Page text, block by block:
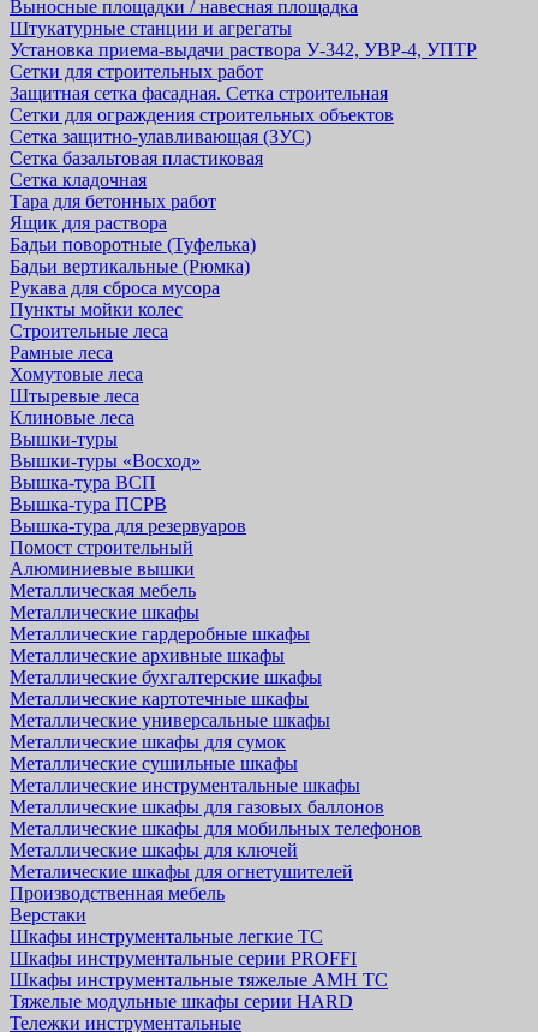
Выносные площадки / навесная площадка
Штукатурные станции и агрегаты
Установка приема-выдачи раствора У-342, УВР-4, УПТР
Сетки для строительных работ
Защитная cетка фасадная. Сетка строительная
Сетки для ограждения строительных объектов
Сетка защитно-улавливающая (ЗУС)
Сетка базальтовая пластиковая
Сетка кладочная
Тара для бетонных работ
Ящик для раствора
Бадьи поворотные (Туфелька)
Бадьи вертикальные (Рюмка)
Рукава для сброса мусора
Пункты мойки колес
Строительные леса
Рамные леса
Хомутовые леса
Штыревые леса
Клиновые леса
Вышки-туры
Вышки-туры «Восход»
Вышка-тура ВСП
Вышка-тура ПСРВ
Вышка-тура для резервуаров
Помост строительный
Алюминиевые вышки
Металлическая мебель
Металлические шкафы
Металлические гардеробные шкафы
Металлические архивные шкафы
Металлические бухгалтерские шкафы
Металлические картотечные шкафы
Металлические универсальные шкафы
Металлические шкафы для сумок
Металлические сушильные шкафы
Металлические инструментальные шкафы
Металлические шкафы для газовых баллонов
Металлические шкафы для мобильных телефонов
Металлические шкафы для ключей
Металические шкафы для огнетушителей
Производственная мебель
Верстаки
Шкафы инструментальные легкие ТС
Шкафы инструментальные серии PROFFI
Шкафы инструментальные тяжелые AMH TC
Тяжелые модульные шкафы серии HARD
Тележки инструментальные